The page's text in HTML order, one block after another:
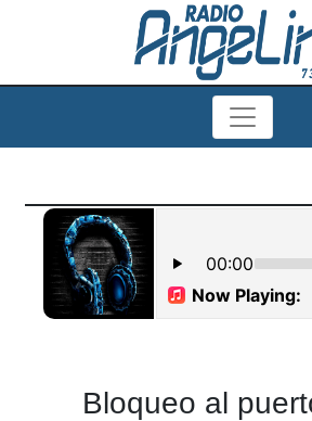
Bloqueo al